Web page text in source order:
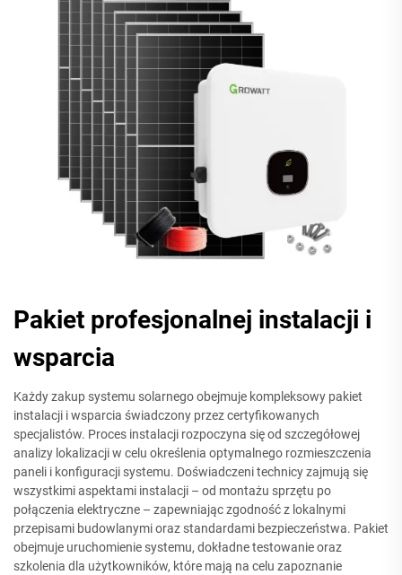
Pakiet profesjonalnej instalacji i
wsparcia
Każdy zakup systemu solarnego obejmuje kompleksowy pakiet
instalacji i wsparcia świadczony przez certyfikowanych
specjalistów. Proces instalacji rozpoczyna się od szczegółowej
analizy lokalizacji w celu określenia optymalnego rozmieszczenia
paneli i konfiguracji systemu. Doświadczeni technicy zajmują się
wszystkimi aspektami instalacji – od montażu sprzętu po
połączenia elektryczne – zapewniając zgodność z lokalnymi
przepisami budowlanymi oraz standardami bezpieczeństwa. Pakiet
obejmuje uruchomienie systemu, dokładne testowanie oraz
szkolenia dla użytkowników, które mają na celu zapoznanie